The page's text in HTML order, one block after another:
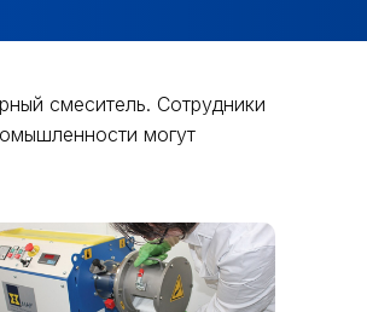
смеситель. Сотрудники
могут